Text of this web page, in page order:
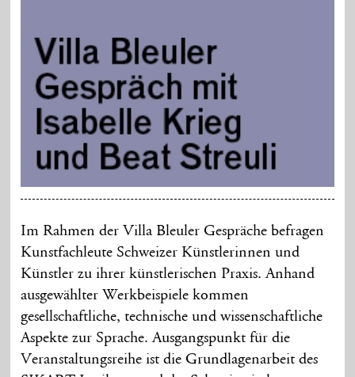
Im Rahmen der Villa Bleuler Gespräche befragen
Kunstfachleute Schweizer Künstlerinnen und
Künstler zu ihrer künstlerischen Praxis. Anhand
ausgewählter Werkbeispiele kommen
gesellschaftliche, technische und wissenschaftliche
Aspekte zur Sprache. Ausgangspunkt für die
Veranstaltungsreihe ist die Grundlagenarbeit des